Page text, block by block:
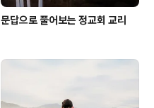
문답으로 풀어보는 정교회 교리